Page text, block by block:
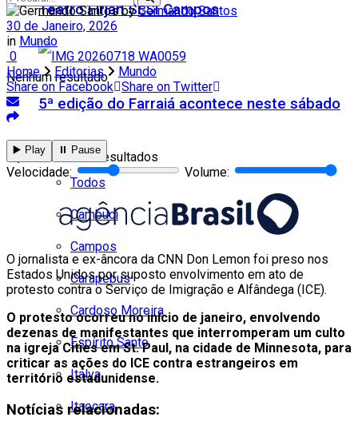
Teatro Firjan SESI Campos
5ª edição do Farraiá acontece neste sábado
Cidades
Todos
Cambuci
Campos
Carapebus
Cardoso Moreira
Espírito Santo
Italva
Itaocara
Nenhum resultado
Ver todos os resultados
by Germando Santos
30 de Janeiro, 2026
in Mundo
0
Home
Editorias
Mundo
Share on Facebook Share on Twitter
▶️ Play ⏸️ Pause
Velocidade: Volume:
O jornalista e ex-âncora da CNN Don Lemon foi preso nos
Estados Unidos por suposto envolvimento em ato de
protesto contra o Serviço de Imigração e Alfândega (ICE).
O protesto ocorreu no início de janeiro, envolvendo
dezenas de manifestantes que interromperam um culto
na igreja Cities em St. Paul, na cidade de Minnesota, para
criticar as ações do ICE contra estrangeiros em
território estadunidense.
Notícias relacionadas: